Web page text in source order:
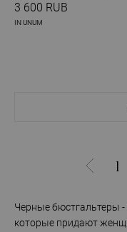
3 600 RUB
IN UNUM
1
Черные бюстгальтеры -
которые придают